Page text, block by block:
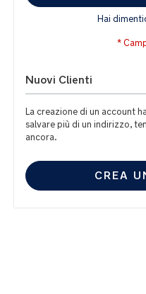
Hai
Nuovi Clienti
La creazione di un account
salvare più di un indirizzo,
ancora.
CREA